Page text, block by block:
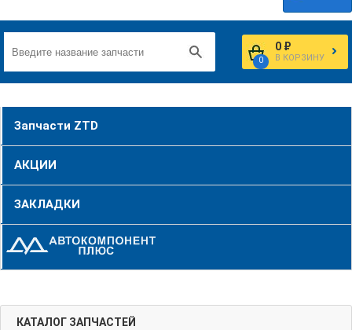
0
0 ₽
В КОРЗИНУ
Запчасти ZTD
АКЦИИ
ЗАКЛАДКИ
КАТАЛОГ ЗАПЧАСТЕЙ